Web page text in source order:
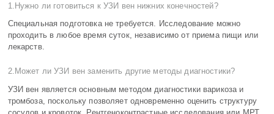
1.Нужно ли готовиться к УЗИ вен нижних конечностей?
Специальная подготовка не требуется. Исследование можно
проходить в любое время суток, независимо от приема пищи или
лекарств.
2.Может ли УЗИ вен заменить другие методы диагностики?
УЗИ вен является основным методом диагностики варикоза и
тромбоза, поскольку позволяет одновременно оценить структуру